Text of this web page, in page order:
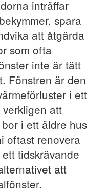
inträffar
spara
att åtgärda
som ofta
inte är tätt
Fönstren är den
i ett
att
i ett äldre hus
oftast renovera
tidskrävande
att